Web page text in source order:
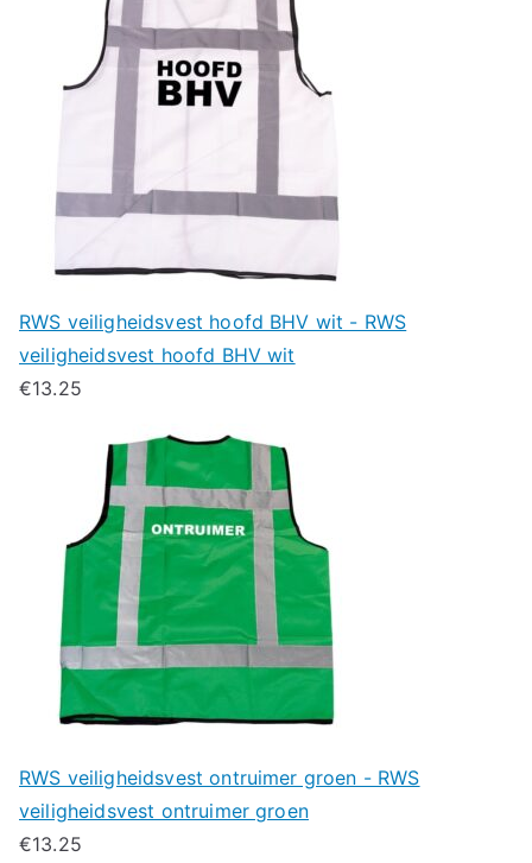
RWS veiligheidsvest hoofd BHV wit - RWS
veiligheidsvest hoofd BHV wit
€13.25
RWS veiligheidsvest ontruimer groen - RWS
veiligheidsvest ontruimer groen
€13.25